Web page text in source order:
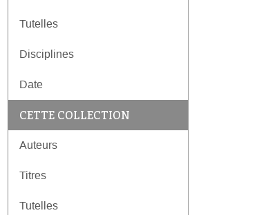
Tutelles
Disciplines
Date
CETTE COLLECTION
Auteurs
Titres
Tutelles